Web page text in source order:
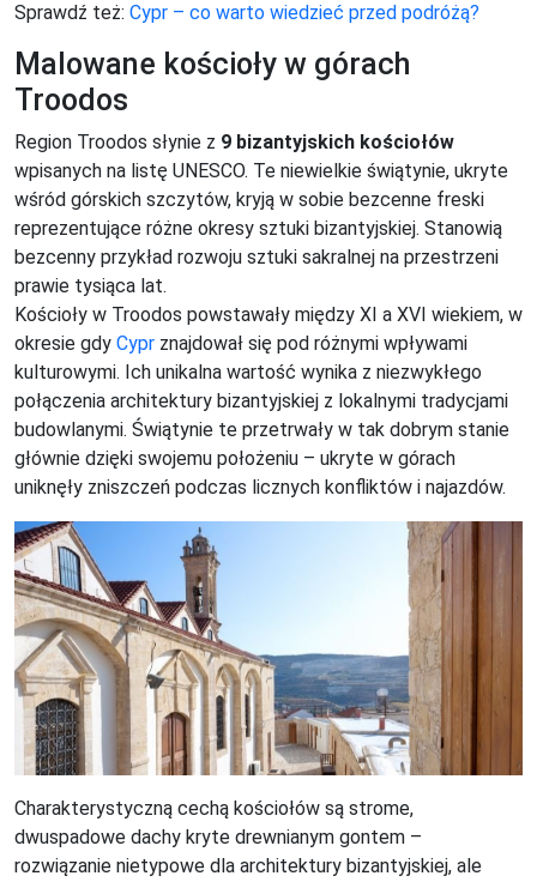
Sprawdź też: Cypr – co warto wiedzieć przed podróżą?
Malowane kościoły w górach
Troodos
Region Troodos słynie z 9 bizantyjskich kościołów
wpisanych na listę UNESCO. Te niewielkie świątynie, ukryte
wśród górskich szczytów, kryją w sobie bezcenne freski
reprezentujące różne okresy sztuki bizantyjskiej. Stanowią
bezcenny przykład rozwoju sztuki sakralnej na przestrzeni
prawie tysiąca lat.
Kościoły w Troodos powstawały między XI a XVI wiekiem, w
okresie gdy Cypr znajdował się pod różnymi wpływami
kulturowymi. Ich unikalna wartość wynika z niezwykłego
połączenia architektury bizantyjskiej z lokalnymi tradycjami
budowlanymi. Świątynie te przetrwały w tak dobrym stanie
głównie dzięki swojemu położeniu – ukryte w górach
uniknęły zniszczeń podczas licznych konfliktów i najazdów.
Charakterystyczną cechą kościołów są strome,
dwuspadowe dachy kryte drewnianym gontem –
rozwiązanie nietypowe dla architektury bizantyjskiej, ale